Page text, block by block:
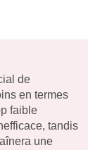
de
en termes
faible
tandis
une